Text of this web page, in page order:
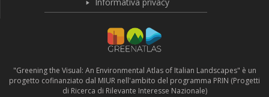
"Greening the Visual: An Environmental Atlas of Italian Landscapes" è un
progetto cofinanziato dal MIUR nell'ambito del programma PRIN (Progetti
di Ricerca di Rilevante Interesse Nazionale)